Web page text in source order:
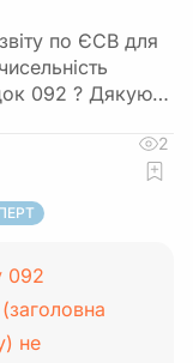
по ЄСВ для
092 ? Дякую…
2
092
не